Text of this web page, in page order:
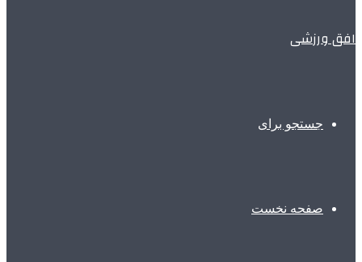
افق ورزشی
جستجو برای
صفحه نخست